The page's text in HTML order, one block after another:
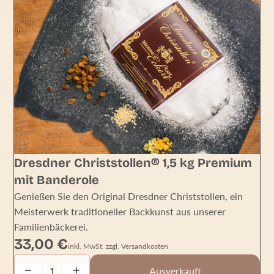
AUSVERKAUFT
Dresdner Christstollen® 1,5 kg Premium
mit Banderole
Genießen Sie den Original Dresdner Christstollen, ein
Meisterwerk traditioneller Backkunst aus unserer
Familienbäckerei.
33,00 €inkl. MwSt. zzgl. Versandkosten
Decrease quantityIncrease quantity Ausverkauft